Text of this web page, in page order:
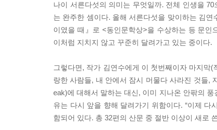
나이 서른다섯의 의미는 무엇일까. 전체 인생을
는 완주한 셈이다. 올해 서른다섯을 맞이하는 김
이였을 때』로 <동인문학상>을 수상하는 등 문
이처럼 지치지 않고 꾸준히 달려가고 있는 중이다.
그렇다면, 작가 김연수에게 이 첫번째이자 마지막
랑한 사람들, 내 안에서 잠시 머물다 사라진 것들,
eak)에 대해서 말하는 대신, 이미 지나온 안팎의
유는 다시 앞을 향해 달려가기 위함이다. “이제
함되어 있다. 총 32편의 산문 중 절반 이상이 새로